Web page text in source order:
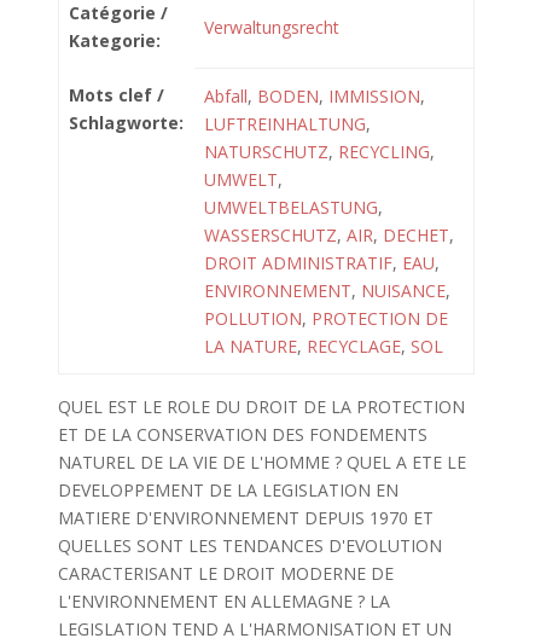
Catégorie /
Kategorie:
Verwaltungsrecht
Mots clef /
Schlagworte:
Abfall, BODEN, IMMISSION,
LUFTREINHALTUNG,
NATURSCHUTZ, RECYCLING,
UMWELT,
UMWELTBELASTUNG,
WASSERSCHUTZ, AIR, DECHET,
DROIT ADMINISTRATIF, EAU,
ENVIRONNEMENT, NUISANCE,
POLLUTION, PROTECTION DE
LA NATURE, RECYCLAGE, SOL
QUEL EST LE ROLE DU DROIT DE LA PROTECTION
ET DE LA CONSERVATION DES FONDEMENTS
NATUREL DE LA VIE DE L'HOMME ? QUEL A ETE LE
DEVELOPPEMENT DE LA LEGISLATION EN
MATIERE D'ENVIRONNEMENT DEPUIS 1970 ET
QUELLES SONT LES TENDANCES D'EVOLUTION
CARACTERISANT LE DROIT MODERNE DE
L'ENVIRONNEMENT EN ALLEMAGNE ? LA
LEGISLATION TEND A L'HARMONISATION ET UN